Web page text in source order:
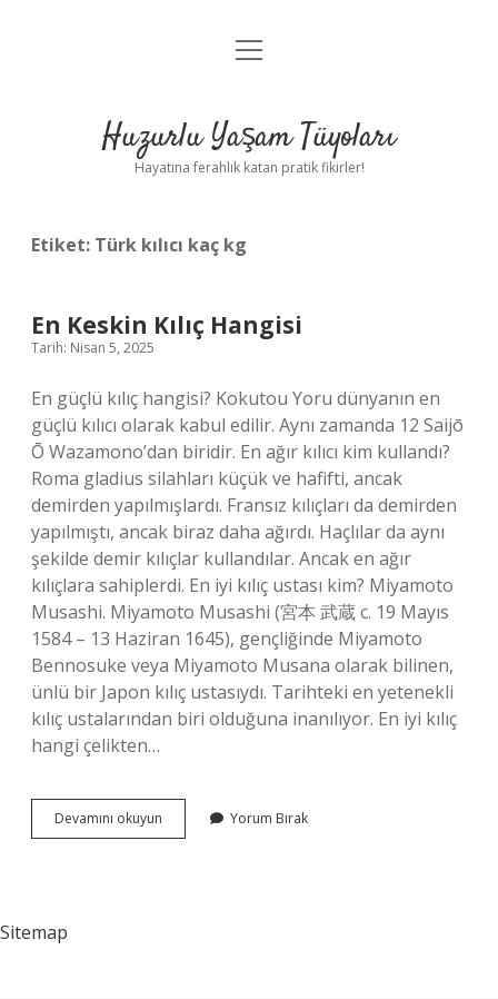
Anasayfa
Yasal Uyarı
menüyü
Huzurlu Yaşam Tüyoları
Hayatına ferahlık katan pratik fikirler!
Etiket: Türk kılıcı kaç kg
En Keskin Kılıç Hangisi
Tarih: Nisan 5, 2025
En güçlü kılıç hangisi? Kokutou Yoru dünyanın en
güçlü kılıcı olarak kabul edilir. Aynı zamanda 12 Saijō
Ō Wazamono’dan biridir. En ağır kılıcı kim kullandı?
Roma gladius silahları küçük ve hafifti, ancak
demirden yapılmışlardı. Fransız kılıçları da demirden
yapılmıştı, ancak biraz daha ağırdı. Haçlılar da aynı
şekilde demir kılıçlar kullandılar. Ancak en ağır
kılıçlara sahiplerdi. En iyi kılıç ustası kim? Miyamoto
Musashi. Miyamoto Musashi (宮本 武蔵 c. 19 Mayıs
1584 – 13 Haziran 1645), gençliğinde Miyamoto
Bennosuke veya Miyamoto Musana olarak bilinen,
ünlü bir Japon kılıç ustasıydı. Tarihteki en yetenekli
kılıç ustalarından biri olduğuna inanılıyor. En iyi kılıç
hangi çelikten…
Devamını okuyun
Keskin
Yorum Bırak
Sitemap